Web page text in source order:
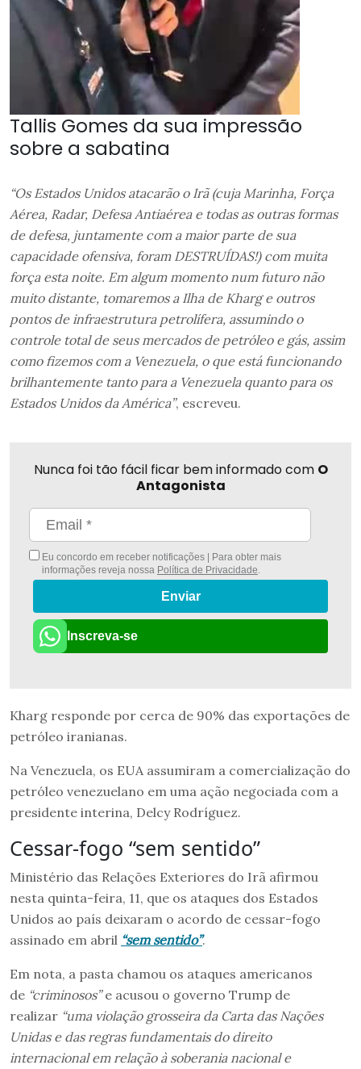
Tallis Gomes da sua impressão
sobre a sabatina
“Os Estados Unidos atacarão o Irã (cuja Marinha, Força
Aérea, Radar, Defesa Antiaérea e todas as outras formas
de defesa, juntamente com a maior parte de sua
capacidade ofensiva, foram DESTRUÍDAS!) com muita
força esta noite. Em algum momento num futuro não
muito distante, tomaremos a Ilha de Kharg e outros
pontos de infraestrutura petrolífera, assumindo o
controle total de seus mercados de petróleo e gás, assim
como fizemos com a Venezuela, o que está funcionando
brilhantemente tanto para a Venezuela quanto para os
Estados Unidos da América”, escreveu.
Nunca foi tão fácil ficar bem informado com O
Antagonista
Eu concordo em receber notificações | Para obter mais
informações reveja nossa Política de Privacidade.
Enviar
Inscreva-se
Kharg responde por cerca de 90% das exportações de
petróleo iranianas.
Na Venezuela, os EUA assumiram a comercialização do
petróleo venezuelano em uma ação negociada com a
presidente interina, Delcy Rodríguez.
Cessar-fogo “sem sentido”
Ministério das Relações Exteriores do Irã afirmou
nesta quinta-feira, 11, que os ataques dos Estados
Unidos ao país deixaram o acordo de cessar-fogo
assinado em abril “sem sentido”.
Em nota, a pasta chamou os ataques americanos
de “criminosos”e acusou o governo Trump de
realizar “uma violação grosseira da Carta das Nações
Unidas e das regras fundamentais do direito
internacional em relação à soberania nacional e